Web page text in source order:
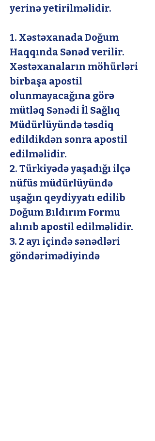
yerinə yetirilməlidir.
1. Xəstəxanada Doğum
Haqqında Sənəd verilir.
Xəstəxanaların möhürləri
birbaşa apostil
olunmayacağına görə
mütləq Sənədi İl Sağlıq
Müdürlüyündə təsdiq
edildikdən sonra apostil
edilməlidir.
2. Türkiyədə yaşadığı ilçə
nüfüs müdürlüyündə
uşağın qeydiyyatı edilib
Doğum Bıldırım Formu
alınıb apostil edilməlidir.
3. 2 ayı içində sənədləri
göndərimədiyində